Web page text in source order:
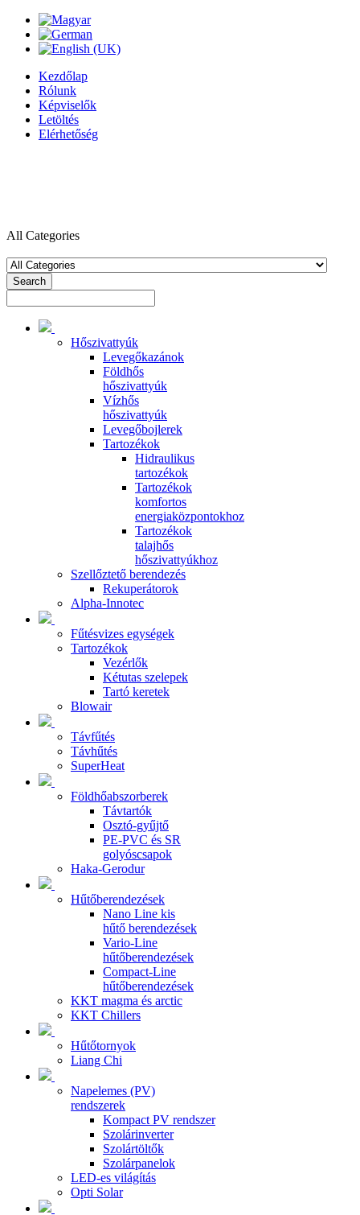
Kezdőlap
Rólunk
Képviselők
Letöltés
Elérhetőség
All Categories
Search
Hőszivattyúk
Levegőkazánok
Földhős
hőszivattyúk
Vízhős
hőszivattyúk
Levegőbojlerek
Tartozékok
Hidraulikus
tartozékok
Tartozékok
komfortos
energiaközpontokhoz
Tartozékok
talajhős
hőszivattyúkhoz
Szellőztető berendezés
Rekuperátorok
Alpha-Innotec
Fűtésvizes egységek
Tartozékok
Vezérlők
Kétutas szelepek
Tartó keretek
Blowair
Távfűtés
Távhűtés
SuperHeat
Földhőabszorberek
Távtartók
Osztó-gyűjtő
PE-PVC és SR
golyóscsapok
Haka-Gerodur
Hűtőberendezések
Nano Line kis
hűtő berendezések
Vario-Line
hűtőberendezések
Compact-Line
hűtőberendezések
KKT magma és arctic
KKT Chillers
Hűtőtornyok
Liang Chi
Napelemes (PV)
rendszerek
Kompact PV rendszer
Szolárinverter
Szolártöltők
Szolárpanelok
LED-es világítás
Opti Solar